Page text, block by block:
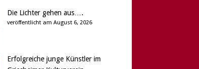
Die Lichter gehen aus….
veröffentlicht am August 6, 2026
Erfolgreiche junge Künstler im